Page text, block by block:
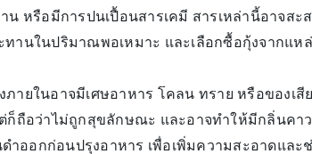
น หรือมีการปนเปื้อนสารเคมี สารเหล่านี้อาจสะ
านในปริมาณพอเหมาะ และเลือกซื้อกุ้งจากแห
ภายในอาจมีเศษอาหาร โคลน ทราย หรือของเสี
ต่ก็ถือว่าไม่ถูกสุขลักษณะ และอาจทำให้มีกลิ่นคา
ำออกก่อนปรุงอาหาร เพื่อเพิ่มความสะอาดและ